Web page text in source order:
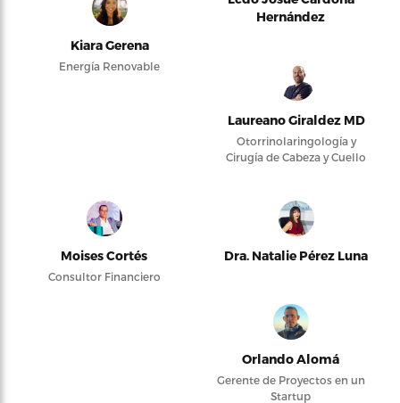
Kiara Gerena
Energía Renovable
Hernández
Laureano Giraldez MD
Otorrinolaringología y
Cirugía de Cabeza y Cuello
Moises Cortés
Consultor Financiero
Dra. Natalie Pérez Luna
Orlando Alomá
Gerente de Proyectos en un
Startup